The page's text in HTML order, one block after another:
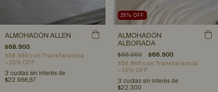
ALMOHADÓN ALLEN
$68.900
$58.565 con Transferencia
– 15% OFF
3 cuotas sin interés de
$22.966,67
25% OFF
ALMOHADÓN
ALBORADA
$88.900
$66.900
$56.865 con Transferencia
– 15% OFF
3 cuotas sin interés de
$22.300